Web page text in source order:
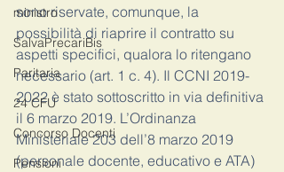
ministro
SalvaPrecariBis
Paritaria
24 CFU
Concorso Docenti
Pensioni
sono riservate, comunque, la
possibilità di riaprire il contratto su
aspetti specifici, qualora lo ritengano
necessario (art. 1 c. 4). Il CCNI 2019-
2022 è stato sottoscritto in via definitiva
il 6 marzo 2019. L’Ordinanza
Ministeriale 203 dell’8 marzo 2019
(personale docente, educativo e ATA)